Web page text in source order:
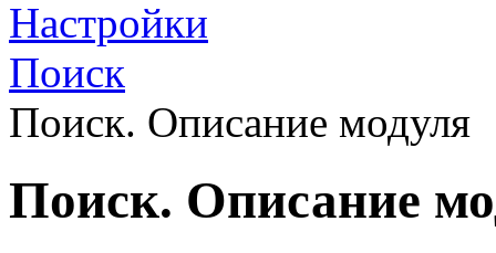
Настройки
Поиск
Поиск. Описание модуля
Поиск. Описание